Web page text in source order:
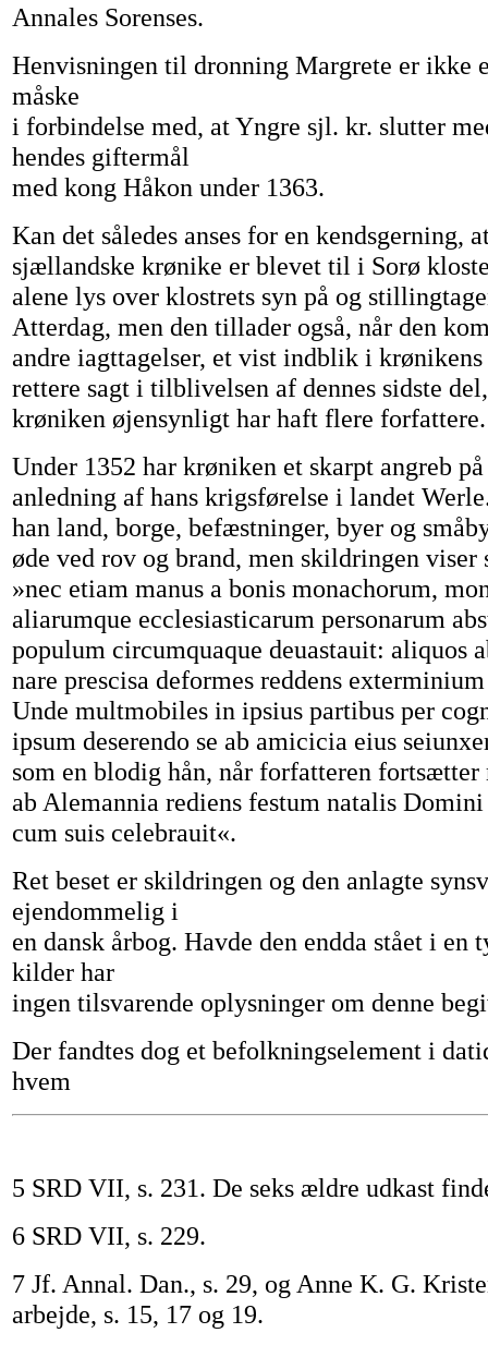
Annales Sorenses.
Henvisningen til dronning Margrete er ikke
måske
i forbindelse med, at Yngre sjl. kr. slutter
hendes giftermål
med kong Håkon under 1363.
Kan det således anses for en kendsgerning,
sjællandske krønike er blevet til i Sorø
alene lys over klostrets syn på og
Atterdag, men den tillader også, når den
andre iagttagelser, et vist indblik i
rettere sagt i tilblivelsen af dennes sidste
krøniken øjensynligt har haft flere forfattere.
Under 1352 har krøniken et skarpt angreb
anledning af hans krigsførelse i landet
han land, borge, befæstninger, byer og
øde ved rov og brand, men skildringen viser
»nec etiam manus a bonis monachorum,
aliarumque ecclesiasticarum personarum
populum circumquaque deuastauit: aliquos
nare prescisa deformes reddens
Unde multmobiles in ipsius partibus per
ipsum deserendo se ab amicicia eius
som en blodig hån, når forfatteren fortsætter
ab Alemannia rediens festum natalis
cum suis celebrauit«.
Ret beset er skildringen og den anlagte
ejendommelig i
en dansk årbog. Havde den endda stået i en
kilder har
ingen tilsvarende oplysninger om denne
Der fandtes dog et befolkningselement i
hvem
5 SRD VII, s. 231. De seks ældre udkast
6 SRD VII, s. 229.
7 Jf. Annal. Dan., s. 29, og Anne K. G.
arbejde, s. 15, 17 og 19.